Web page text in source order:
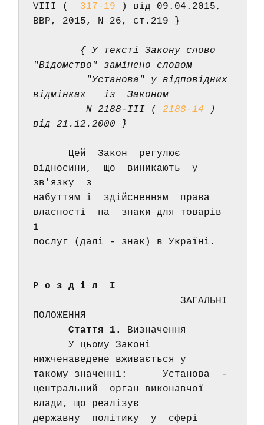
VIII ( 317-19 ) від 09.04.2015,
ВВР, 2015, N 26, ст.219 }
       { У тексті Закону слово
"Відомство" замінено словом
відмінках   із  Законом
         N 2188-III (
2188-14 )
від 21.12.2000 }
відносини,  що  виникають  у
зв'язку  з
набуттям і  здійсненням  права
власності  на  знаки для товарів
і
послуг (далі - знак) в Україні.
Р о з д і л  I
ПОЛОЖЕННЯ
Стаття 1.
Визначення
нижченаведене вживається у
такому значенні:      Установа  -
центральний  орган виконавчої
влади, що реалізує
державну  політику  у  сфері